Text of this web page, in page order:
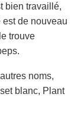
bien travaillé,
est de nouveau
trouve
noms,
blanc, Plant